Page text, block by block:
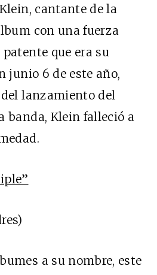
cantante de la
con una fuerza
que era su
junio 6 de este año,
lanzamiento del
banda, Klein falleció a
a su nombre, este